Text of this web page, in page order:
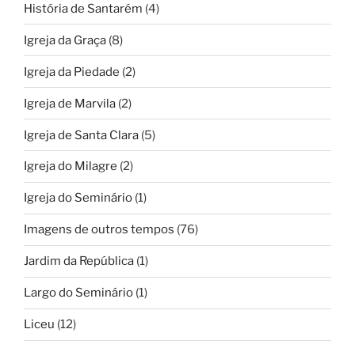
História de Santarém (4)
Igreja da Graça (8)
Igreja da Piedade (2)
Igreja de Marvila (2)
Igreja de Santa Clara (5)
Igreja do Milagre (2)
Igreja do Seminário (1)
Imagens de outros tempos (76)
Jardim da República (1)
Largo do Seminário (1)
Liceu (12)